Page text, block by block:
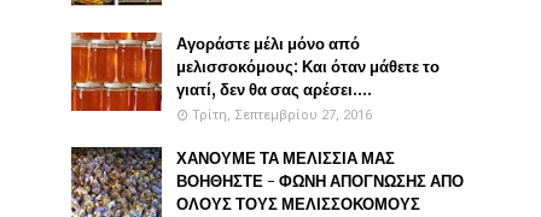
Αγοράστε μέλι μόνο από
μελισσοκόμους: Και όταν μάθετε το
γιατί, δεν θα σας αρέσει....
Τρίτη, Σεπτεμβρίου 27, 2016
ΧΑΝΟΥΜΕ ΤΑ ΜΕΛΙΣΣΙΑ ΜΑΣ
ΒΟΗΘΗΣΤΕ - ΦΩΝΗ ΑΠΟΓΝΩΣΗΣ ΑΠΟ
ΟΛΟΥΣ ΤΟΥΣ ΜΕΛΙΣΣΟΚΟΜΟΥΣ